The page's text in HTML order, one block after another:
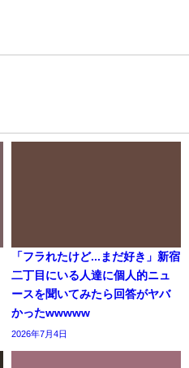
「フラれたけど...まだ好き」新宿
二丁目にいる人達に個人的ニュ
ースを聞いてみたら回答がヤバ
かったwwwww
2026年7月4日